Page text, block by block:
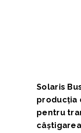
Solaris
producția
pentru